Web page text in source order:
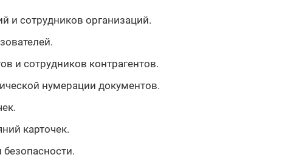
и сотрудников организаций.
и сотрудников контрагентов.
нумерации документов.
карточек.